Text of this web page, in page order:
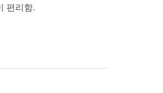
편리함.